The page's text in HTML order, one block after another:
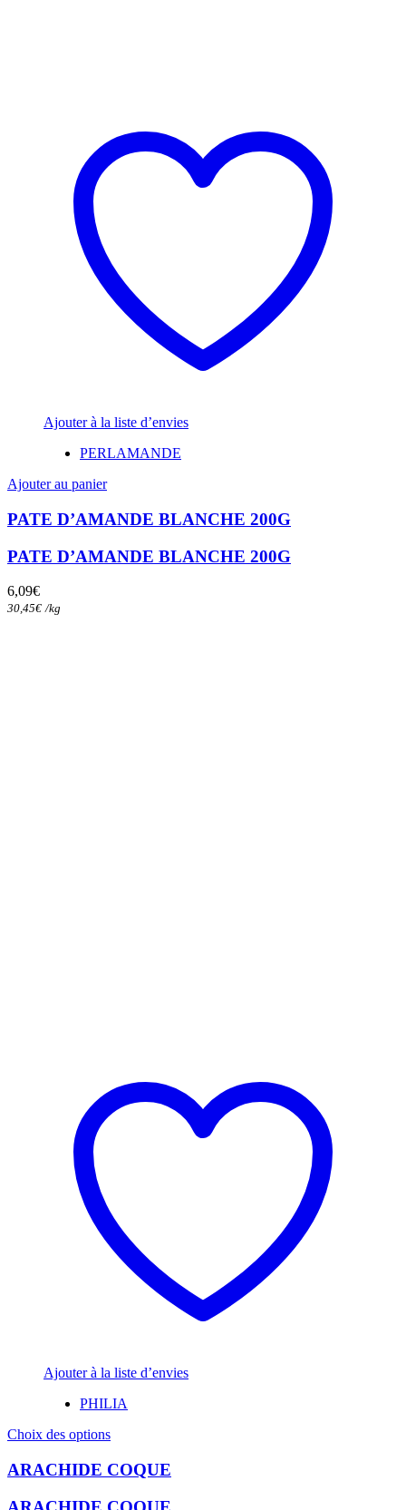
Ajouter à la liste d’envies
PERLAMANDE
Ajouter au panier
PATE D’AMANDE BLANCHE 200G
PATE D’AMANDE BLANCHE 200G
6,09€
30,45€ /kg
Ajouter à la liste d’envies
PHILIA
Choix des optionsCe
a
plusieurs
variations.
ARACHIDE COQUE